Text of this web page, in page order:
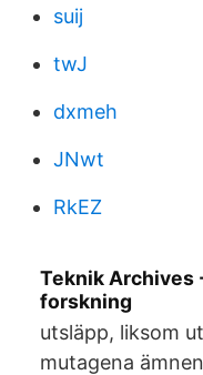
suij
twJ
dxmeh
JNwt
RkEZ
Teknik Archives
forskning
utsläpp, liksom
mutagena